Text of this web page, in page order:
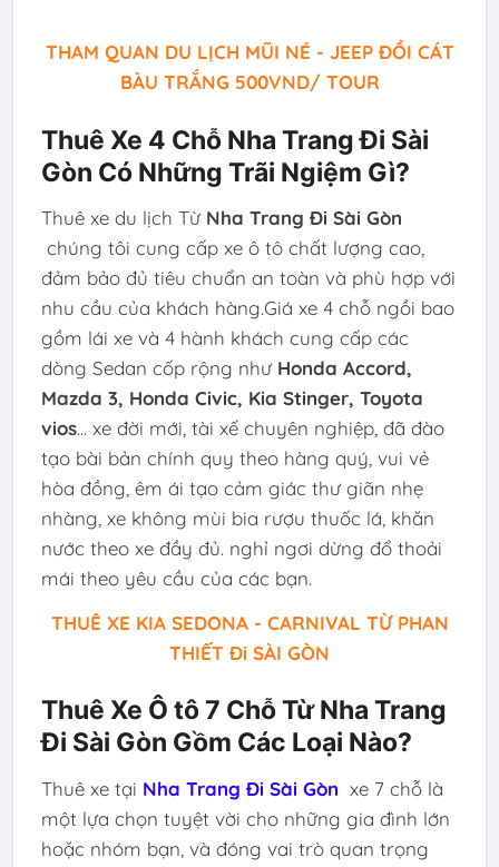
THAM QUAN DU LỊCH MŨI NÉ - JEEP ĐỒI CÁT
BÀU TRẮNG 500VND/ TOUR
Thuê Xe 4 Chỗ Nha Trang Đi Sài
Gòn Có Những Trãi Ngiệm Gì?
Thuê xe du lịch Từ Nha Trang Đi Sài Gòn
chúng tôi cung cấp xe ô tô chất lượng cao,
đảm bảo đủ tiêu chuẩn an toàn và phù hợp với
nhu cầu của khách hàng.Giá xe 4 chỗ ngồi bao
gồm lái xe và 4 hành khách cung cấp các
dòng Sedan cốp rộng như Honda Accord,
Mazda 3, Honda Civic, Kia Stinger, Toyota
vios... xe đời mới, tài xế chuyên nghiệp, đã đào
tạo bài bản chính quy theo hàng quý, vui vẻ
hòa đồng, êm ái tạo cảm giác thư giãn nhẹ
nhàng, xe không mùi bia rượu thuốc lá, khăn
nước theo xe đầy đủ. nghỉ ngơi dừng đổ thoải
mái theo yêu cầu của các bạn.
THUÊ XE KIA SEDONA - CARNIVAL TỪ PHAN
THIẾT Đi SÀI GÒN
Thuê Xe Ô tô 7 Chỗ Từ Nha Trang
Đi Sài Gòn Gồm Các Loại Nào?
Thuê xe tại Nha Trang Đi Sài Gòn xe 7 chỗ là
một lựa chọn tuyệt vời cho những gia đình lớn
hoặc nhóm bạn, và đóng vai trò quan trọng